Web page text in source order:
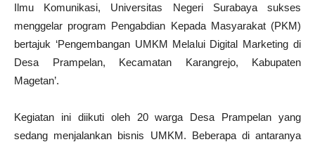
Ilmu Komunikasi, Universitas Negeri Surabaya sukses
menggelar program Pengabdian Kepada Masyarakat (PKM)
bertajuk ‘Pengembangan UMKM Melalui Digital Marketing di
Desa Prampelan, Kecamatan Karangrejo, Kabupaten
Magetan’.
Kegiatan ini diikuti oleh 20 warga Desa Prampelan yang
sedang menjalankan bisnis UMKM. Beberapa di antaranya